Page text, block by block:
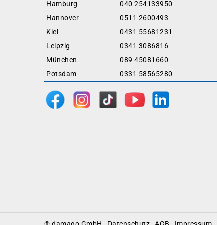
Hamburg
040 254133950
Hannover
0511 2600493
Kiel
0431 55681231
Leipzig
0341 3086816
München
089 45081660
Potsdam
0331 58565280
Footer